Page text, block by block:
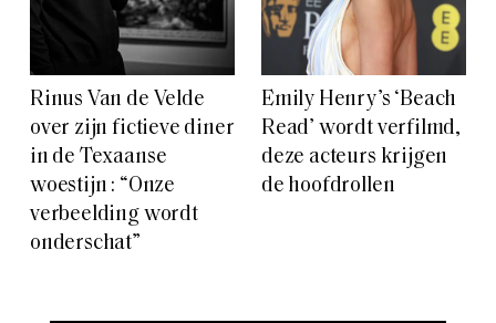
Rinus Van de Velde
over zijn fictieve diner
in de Texaanse
woestijn : “Onze
verbeelding wordt
onderschat”
Emily Henry’s ‘Beach
Read’ wordt verfilmd,
deze acteurs krijgen
de hoofdrollen